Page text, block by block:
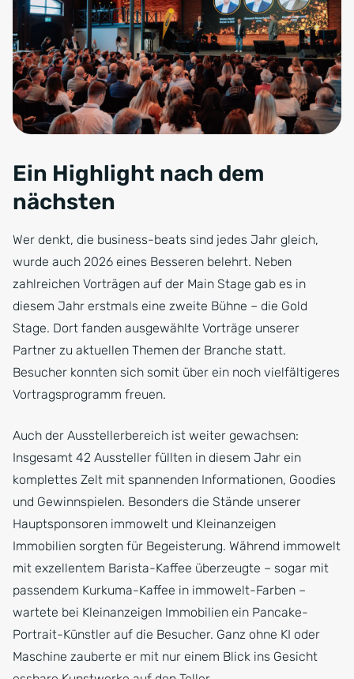
Ein Highlight nach dem
nächsten
Wer denkt, die business-beats sind jedes Jahr gleich,
wurde auch 2026 eines Besseren belehrt. Neben
zahlreichen Vorträgen auf der Main Stage gab es in
diesem Jahr erstmals eine zweite Bühne – die Gold
Stage. Dort fanden ausgewählte Vorträge unserer
Partner zu aktuellen Themen der Branche statt.
Besucher konnten sich somit über ein noch vielfältigeres
Vortragsprogramm freuen.
Auch der Ausstellerbereich ist weiter gewachsen:
Insgesamt 42 Aussteller füllten in diesem Jahr ein
komplettes Zelt mit spannenden Informationen, Goodies
und Gewinnspielen. Besonders die Stände unserer
Hauptsponsoren immowelt und Kleinanzeigen
Immobilien sorgten für Begeisterung. Während immowelt
mit exzellentem Barista-Kaffee überzeugte – sogar mit
passendem Kurkuma-Kaffee in immowelt-Farben –
wartete bei Kleinanzeigen Immobilien ein Pancake-
Portrait-Künstler auf die Besucher. Ganz ohne KI oder
Maschine zauberte er mit nur einem Blick ins Gesicht